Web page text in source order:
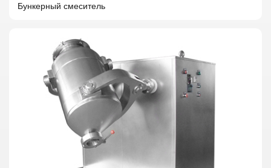
Бункерный смеситель